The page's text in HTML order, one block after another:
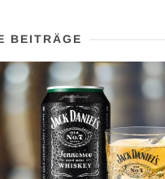
BEITRÄGE